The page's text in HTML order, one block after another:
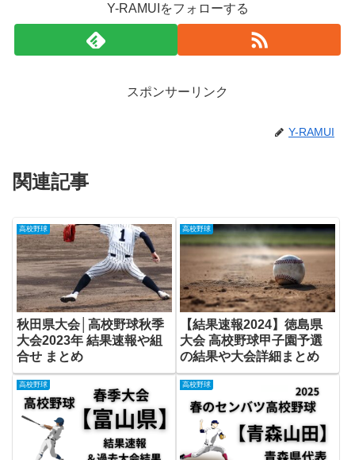
Y-RAMUIをフォローする
スポンサーリンク
Y-RAMUI
関連記事
高校野球
秋田県大会│高校野球秋季
大会2023年 結果速報や組
合せ まとめ
高校野球
【結果速報2024】徳島県
大会 高校野球甲子園予選
の結果や大会詳細まとめ
高校野球 高校野球